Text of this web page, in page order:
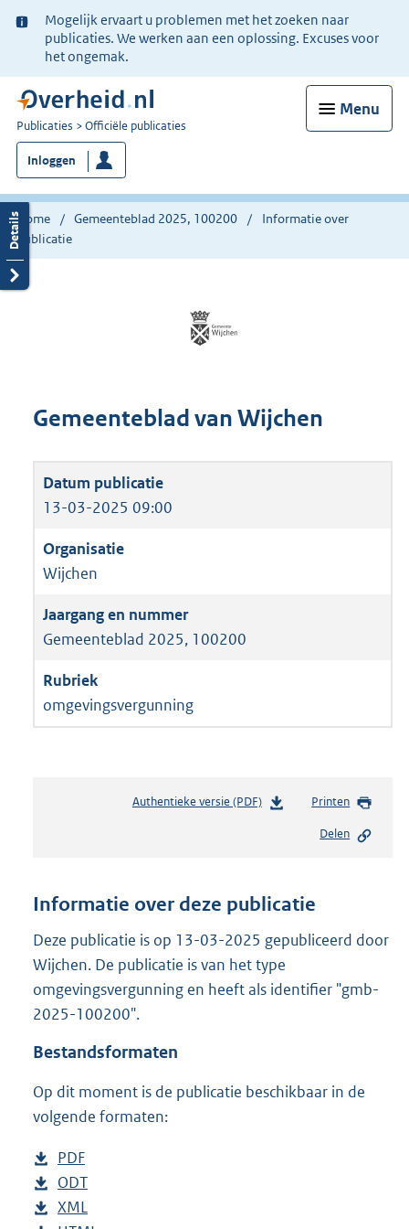
Ter
informatie:
Mogelijk ervaart u problemen met het zoeken naar
publicaties. We werken aan een oplossing. Excuses voor
het ongemak.
Menu
U
bent
nu
hier:
Publicaties Officiële publicaties
Inloggen
Home Gemeenteblad 2025, 100200
Informatie over
publicatie
Gemeenteblad van Wijchen
13-03-2025 09:00
Wijchen
Gemeenteblad 2025, 100200
omgevingsvergunning
Authentieke versie (PDF)b
n
s
r
o
:
Printen
Delen
Informatie over deze publicatie
Deze publicatie is op 13-03-2025 gepubliceerd door
Wijchen. De publicatie is van het type
omgevingsvergunning en heeft als identifier "gmb-
2025-100200".
Bestandsformaten
Op dit moment is de publicatie beschikbaar in de
volgende formaten:
D
o
w
PDF
e
s
D
o
ODT
D
XML